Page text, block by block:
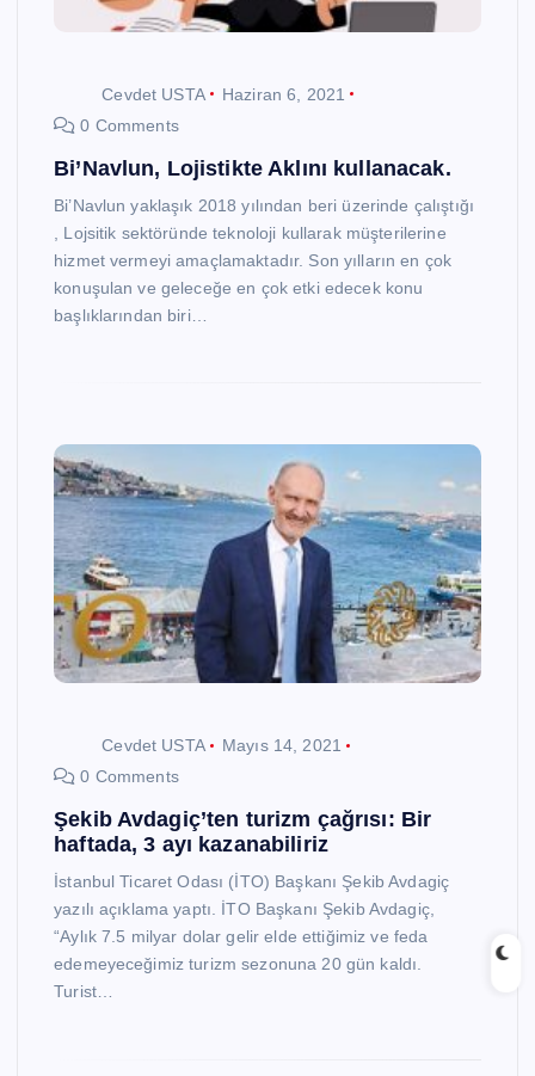
Cevdet USTA
Haziran 6, 2021
0 Comments
Bi’Navlun, Lojistikte Aklını kullanacak.
Bi’Navlun yaklaşık 2018 yılından beri üzerinde çalıştığı
, Lojsitik sektöründe teknoloji kullarak müşterilerine
hizmet vermeyi amaçlamaktadır. Son yılların en çok
konuşulan ve geleceğe en çok etki edecek konu
başlıklarından biri…
Cevdet USTA
Mayıs 14, 2021
0 Comments
Şekib Avdagiç’ten turizm çağrısı: Bir
haftada, 3 ayı kazanabiliriz
İstanbul Ticaret Odası (İTO) Başkanı Şekib Avdagiç
yazılı açıklama yaptı. İTO Başkanı Şekib Avdagiç,
“Aylık 7.5 milyar dolar gelir elde ettiğimiz ve feda
edemeyeceğimiz turizm sezonuna 20 gün kaldı.
Turist…